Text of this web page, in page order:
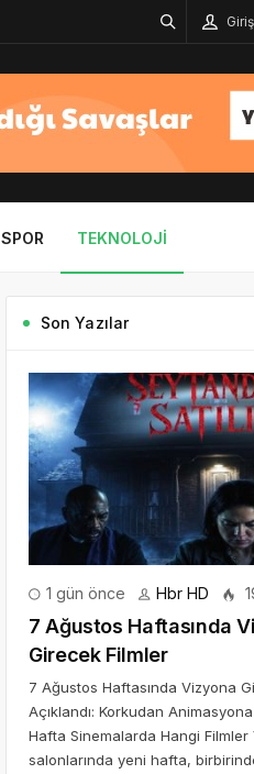
SPOR TEKNOLOJI
Son Yazılar
1 gün önce Hbr HD
7 Ağustos Haftasında
Girecek Filmler
7 Ağustos Haftasında Vizyona
Açıklandı: Korkudan
Hafta Sinemalarda Hangi Filmler
salonlarında yeni hafta,